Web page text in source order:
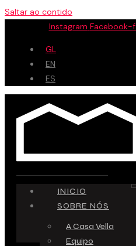
Saltar ao contido
Instagram Facebook-f
GL
EN
ES
INICIO
SOBRE NÓS
A Casa Vella
Equipo